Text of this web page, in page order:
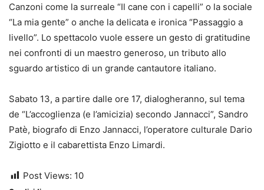
Canzoni come la surreale “Il cane con i capelli” o la sociale
“La mia gente” o anche la delicata e ironica “Passaggio a
livello”. Lo spettacolo vuole essere un gesto di gratitudine
nei confronti di un maestro generoso, un tributo allo
sguardo artistico di un grande cantautore italiano.
Sabato 13, a partire dalle ore 17, dialogheranno, sul tema
de “L’accoglienza (e l’amicizia) secondo Jannacci”, Sandro
Patè, biografo di Enzo Jannacci, l’operatore culturale Dario
Zigiotto e il cabarettista Enzo Limardi.
Post Views: 10